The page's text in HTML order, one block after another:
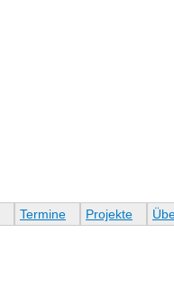
Termine Projekte